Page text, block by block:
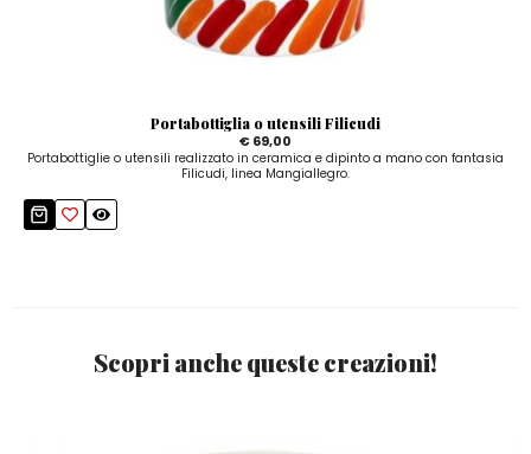
Portabottiglia o utensili Filicudi
€ 69,00
Portabottiglie o utensili realizzato in ceramica e dipinto a mano con fantasia
Filicudi, linea Mangiallegro.
Scopri anche queste creazioni!